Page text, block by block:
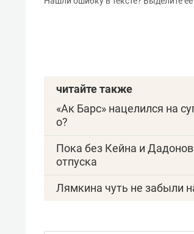
читайте также
«Ак Барс» нацелился на
о?
Пока без Кейна и
отпуска
Лямкина чуть не забыли